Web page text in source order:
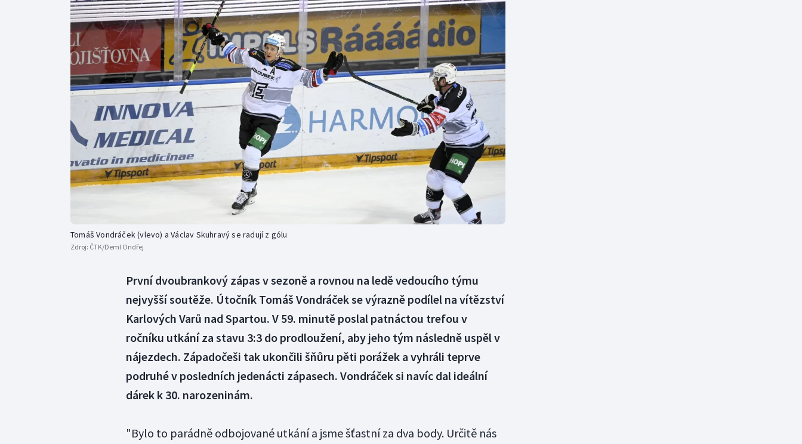
Curling
Dostihy
Florbal
Futsal
Golf
Gymnastika
Moderní pětiboj
Motorsport
Olympijské hry
Parasport
Plavání
Plážový volejbal
Triatlon
Veslování
Vodní slalom
Volejbal
Ostatní
Tomáš Vondráček (vlevo) a Václav Skuhravý se radují z gólu
Zdroj: ČTK/Deml Ondřej
První dvoubrankový zápas v sezoně a rovnou na ledě vedoucího týmu
nejvyšší soutěže. Útočník Tomáš Vondráček se výrazně podílel na vítězství
Karlových Varů nad Spartou. V 59. minutě poslal patnáctou trefou v
ročníku utkání za stavu 3:3 do prodloužení, aby jeho tým následně uspěl v
nájezdech. Západočeši tak ukončili šňůru pěti porážek a vyhráli teprve
podruhé v posledních jedenácti zápasech. Vondráček si navíc dal ideální
dárek k 30. narozeninám.
"Bylo to parádně odbojované utkání a jsme šťastní za dva body. Určitě nás